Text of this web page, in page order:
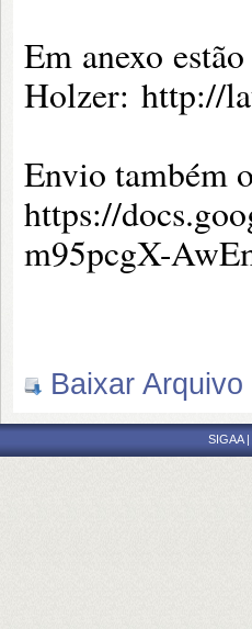
Em anexo
Holzer: http://
Envio também
https://
m95pcgX-
Baixar Arquivo
SIGAA